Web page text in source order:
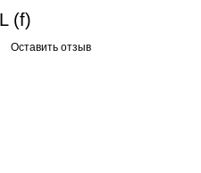
(f)
Оставить отзыв